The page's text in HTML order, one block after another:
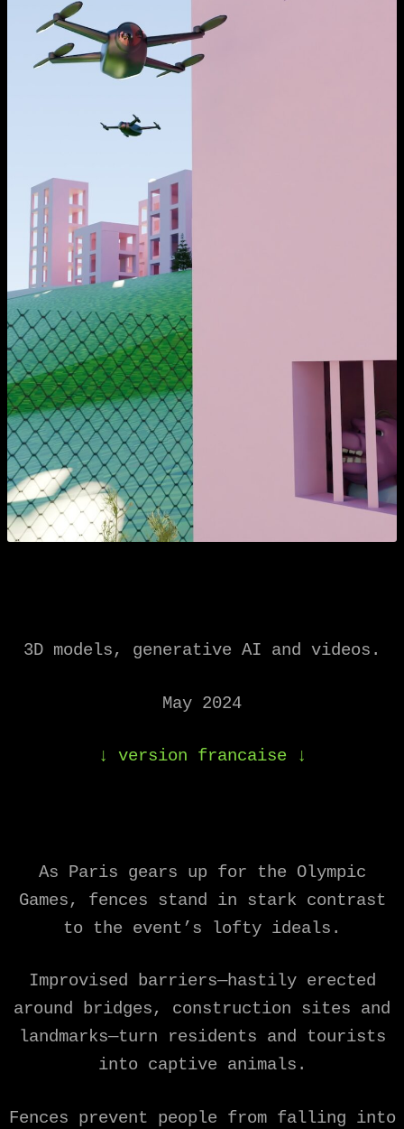
3D models, generative AI and videos.
May 2024
↓ version francaise ↓
As Paris gears up for the Olympic
Games, fences stand in stark contrast
to the event’s lofty ideals.
Improvised barriers—hastily erected
around bridges, construction sites and
landmarks—turn residents and tourists
into captive animals.
Fences prevent people from falling into